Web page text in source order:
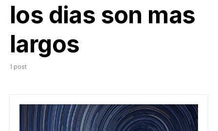
los dias son mas
largos
1 post